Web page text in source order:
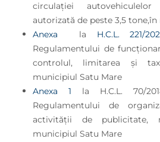
circulaţiei
autorizată de peste 3,5
Anexa la H.C.L. 221/
Regulamentului de
controlul, limitarea şi
municipiul Satu Mare
Anexa 1 la H.C.L. 70/
Regulamentului de
activităţii de publicitate,
municipiul Satu Mare